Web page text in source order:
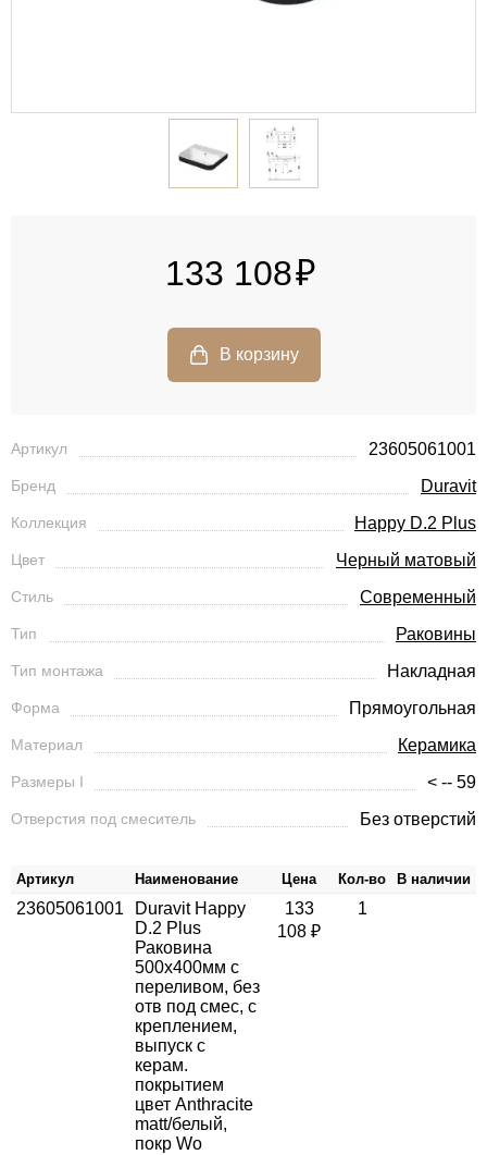
Артикул 23605061001
Бренд Duravit
Коллекция Happy D.2 Plus
Цвет Черный матовый
Стиль Современный
Тип Раковины
Тип монтажа Накладная
Форма Прямоугольная
Материал Керамика
Размеры I < -- 59
Отверстия под смеситель Без отверстий
133 108
Артикул Наименование Цена Кол-во В наличии
23605061001
Duravit Happy
D.2 Plus
Раковина
500х400мм с
переливом, без
отв под смес, с
креплением,
выпуск с
керам.
покрытием
цвет Anthracite
matt/белый,
покр Wo
133
108 ₽
1